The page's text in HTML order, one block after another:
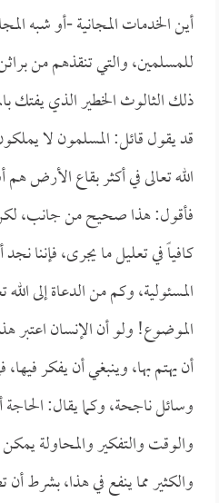
أين الخدمات المجانية -أو شبه
للمسلمين، والتي تنقذهم من
ذلك الثالوث الخطير الذي يفتك
قد يقول قائل: المسلمون لا
الله تعالى في أكثر بقاع الأرض
فأقول: هذا صحيح من جانب، لكن
كافياً في تعليل ما يجرى، فإننا
المسئولية، وكم من الدعاة إلى
الموضوع! ولو أن الإنسان اعتبر
أن يهتم بها، وينبغي أن يفكر
وسائل ناجحة، وكما يقال: الحاجة
والوقت والتفكير والمحاولة
والكثير مما ينفع في هذا، بشرط